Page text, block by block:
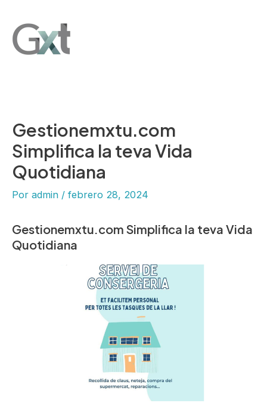
contenido
Gestionemxtu.com
Simplifica la teva Vida
Quotidiana
Por admin / febrero 28, 2024
Gestionemxtu.com Simplifica la teva Vida
Quotidiana